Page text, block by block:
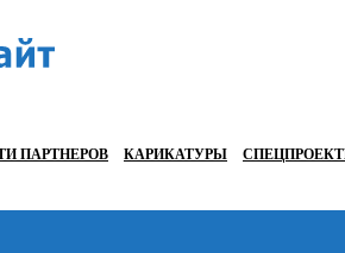
ПАРТНЕРОВ КАРИКАТУРЫ